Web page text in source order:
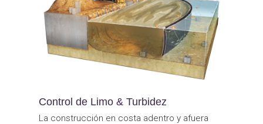
Control de Limo & Turbidez
La construcción en costa adentro y afuera